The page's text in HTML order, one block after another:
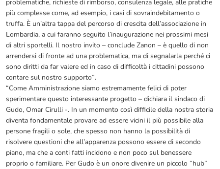
problematiche, richieste di rimborso, consulenza legale, alle pratiche
più complesse come, ad esempio, i casi di sovraindebitamento o
truffa. È un’altra tappa del percorso di crescita dell’associazione in
Lombardia, a cui faranno seguito l’inaugurazione nei prossimi mesi
di altri sportelli. Il nostro invito – conclude Zanon – è quello di non
arrendersi di fronte ad una problematica, ma di segnalarla perché ci
sono diritti da far valere ed in caso di difficoltà i cittadini possono
contare sul nostro supporto”.
“Come Amministrazione siamo estremamente felici di poter
sperimentare questo interessante progetto – dichiara il sindaco di
Gudo, Omar Cirulli -. In un momento così difficile della nostra storia
diventa fondamentale provare ad essere vicini il più possibile alla
persone fragili o sole, che spesso non hanno la possibilità di
risolvere questioni che all’apparenza possono essere di secondo
piano, ma che a conti fatti incidono e non poco sul benessere
proprio o familiare. Per Gudo è un onore divenire un piccolo “hub”